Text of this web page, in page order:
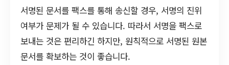
서명된 문서를 팩스를 통해 송신할 경우, 서명의 진위
여부가 문제가 될 수 있습니다. 따라서 서명을 팩스로
보내는 것은 편리하긴 하지만, 원칙적으로 서명된 원본
문서를 확보하는 것이 좋습니다.